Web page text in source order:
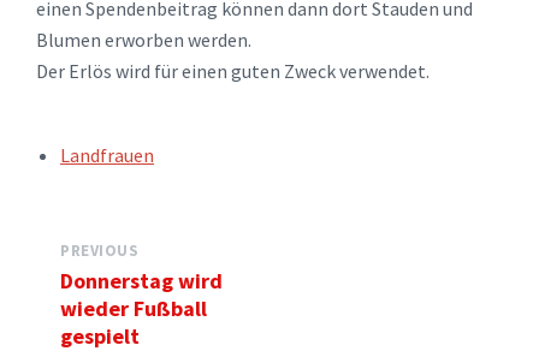
einen Spendenbeitrag können dann dort Stauden und
Blumen erworben werden.
Der Erlös wird für einen guten Zweck verwendet.
TAGS:Landfrauen
PREVIOUS
Donnerstag wird
wieder Fußball
gespielt